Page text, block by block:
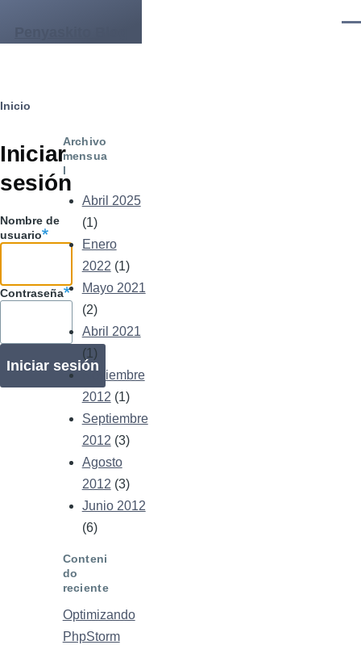
Solapas
principales
Ruta
navegación
Inicio
Iniciar
sesión
Nombre de
usuario
Contraseña
Archivo
mensua
l
Abril 2025
(1)
Enero
2022 (1)
Mayo 2021
(2)
Abril 2021
(1)
Noviembre
2012 (1)
Septiembre
2012 (3)
Agosto
2012 (3)
Junio 2012
(6)
Conteni
do
reciente
Optimizando
PhpStorm